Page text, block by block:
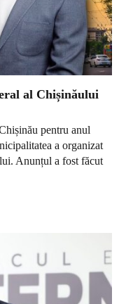
al Chișinăului
pentru anul
a organizat
Anunțul a fost făcut